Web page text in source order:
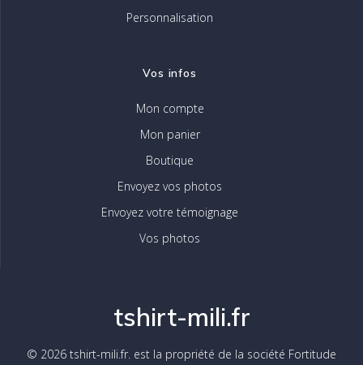
Personnalisation
Vos infos
Mon compte
Mon panier
Boutique
Envoyez vos photos
Envoyez votre témoignage
Vos photos
tshirt-mili.fr
© 2026 tshirt-mili.fr. est la propriété de la société Fortitude